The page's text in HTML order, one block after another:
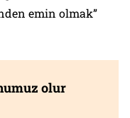
emin olmak”
olur